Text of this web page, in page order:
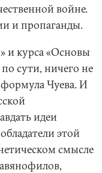
войне.
и пропаганды.
и курса «Основы
сути, ничего не
формула Чуева. И
идеи
этой
смысле